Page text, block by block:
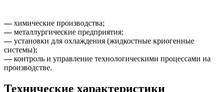
—химические производства;
—металлургические предприятия;
—установки для охлаждения (жидкостные криогенные
системы);
—контроль и управление технологическими процессами на
производстве.
Технические характеристики